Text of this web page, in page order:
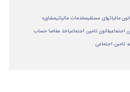
مالیاتهای مستقیمخدمات مالیاتیمشاوره
اجتماعیقانون تامین اجتماعیاخذ مفاصا حساب
تامین اجتماعی